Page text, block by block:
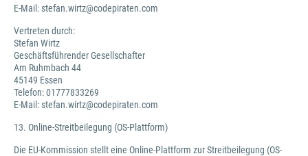
E-Mail: stefan.wirtz@codepiraten.com
Vertreten durch:
Stefan Wirtz
Geschäftsführender Gesellschafter
Am Ruhmbach 44
45149 Essen
Telefon: 01777833269
E-Mail: stefan.wirtz@codepiraten.com
13. Online-Streitbeilegung (OS-Plattform)
Die EU-Kommission stellt eine Online-Plattform zur Streitbeilegung (OS-